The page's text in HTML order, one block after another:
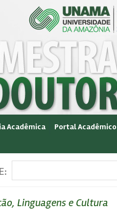
Acadêmica Portal Acadêmico
Linguagens e Cultura